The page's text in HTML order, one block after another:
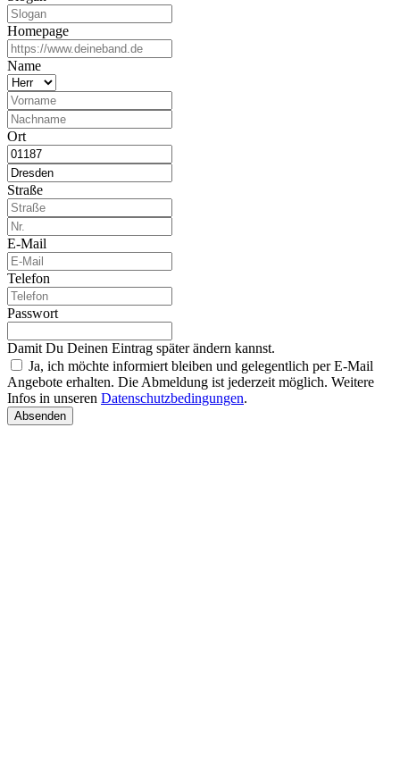
Homepage
Name
Ort
Straße
E-Mail
Telefon
Passwort
Damit Du Deinen Eintrag später ändern kannst.
Ja, ich möchte informiert bleiben und gelegentlich per E-Mail
Angebote erhalten. Die Abmeldung ist jederzeit möglich. Weitere
Infos in unseren Datenschutzbedingungen.
Absenden